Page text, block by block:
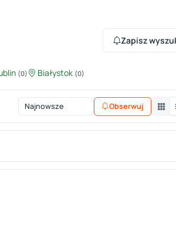
Zapisz
(0) Białystok (0)
Obserwuj